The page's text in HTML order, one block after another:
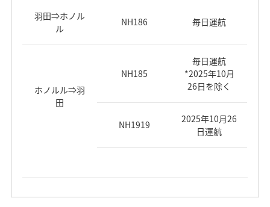
羽田⇒ホノル
ル
NH186 毎日運航
ホノルル⇒羽
田
NH185
毎日運航
*2025年10月
26日を除く
NH1919
2025年10月26
日運航
2026年3月29日～2026年10月24日運航分（2026
2026年3月29日～2026年10月24日運航分（2026
2026年3月29日～2026年10月24日運航分（2026